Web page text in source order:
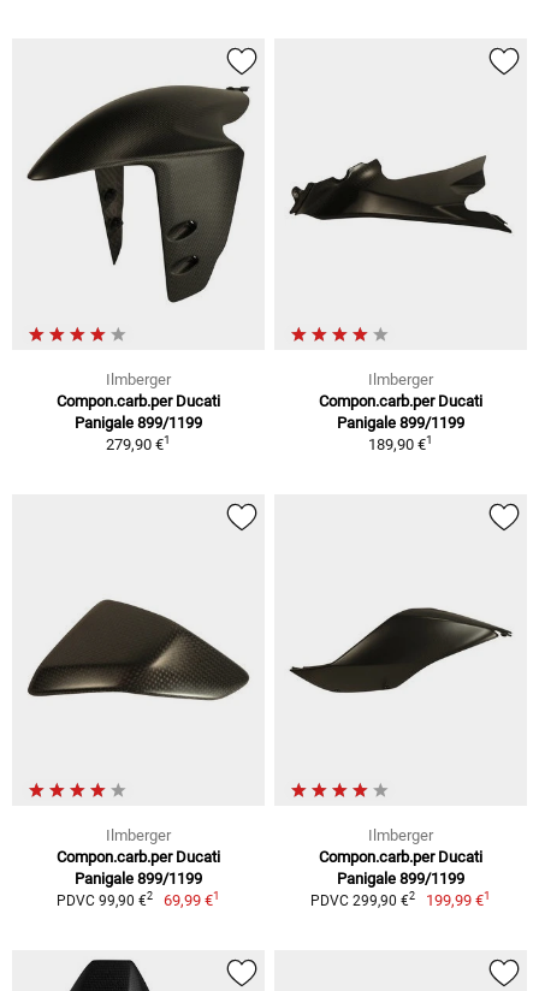
Ilmberger
Compon.carb.per Ducati
Panigale 899/1199
279,90 €1
Ilmberger
Compon.carb.per Ducati
Panigale 899/1199
189,90 €1
Ilmberger
Compon.carb.per Ducati
Panigale 899/1199
PDVC 99,90 €2 69,99 €1
Ilmberger
Compon.carb.per Ducati
Panigale 899/1199
PDVC 299,90 €2 199,99 €1